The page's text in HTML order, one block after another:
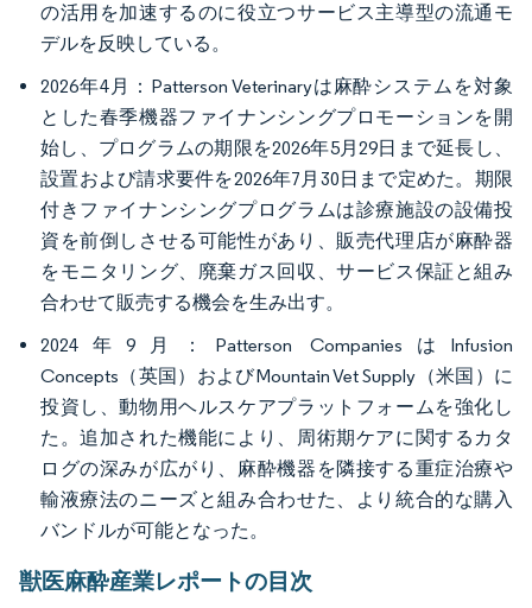
の活用を加速するのに役立つサービス主導型の流通モ
デルを反映している。
2026年4月：Patterson Veterinaryは麻酔システムを対象
とした春季機器ファイナンシングプロモーションを開
始し、プログラムの期限を2026年5月29日まで延長し、
設置および請求要件を2026年7月30日まで定めた。期限
付きファイナンシングプログラムは診療施設の設備投
資を前倒しさせる可能性があり、販売代理店が麻酔器
をモニタリング、廃棄ガス回収、サービス保証と組み
合わせて販売する機会を生み出す。
2024年9月：Patterson CompaniesはInfusion
Concepts（英国）およびMountain Vet Supply（米国）に
投資し、動物用ヘルスケアプラットフォームを強化し
た。追加された機能により、周術期ケアに関するカタ
ログの深みが広がり、麻酔機器を隣接する重症治療や
輸液療法のニーズと組み合わせた、より統合的な購入
バンドルが可能となった。
獣医麻酔産業レポートの目次